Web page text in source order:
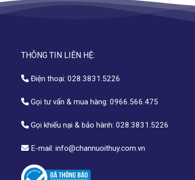
THÔNG TIN LIÊN HỆ:
Điện thoại: 028.3831.5226
Gọi tư vấn & mua hàng: 0966.566.475
Gọi khiếu nại & bảo hành: 028.3831.5226
E-mail: info@channuoithuy.com.vn